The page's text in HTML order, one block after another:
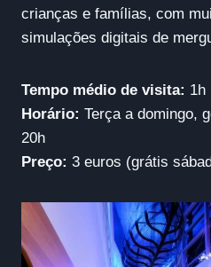
crianças e famílias, com
simulações digitais de
Tempo médio de visita: 1h
Horário: Terça a domingo,
20h
Preço: 3 euros (grátis